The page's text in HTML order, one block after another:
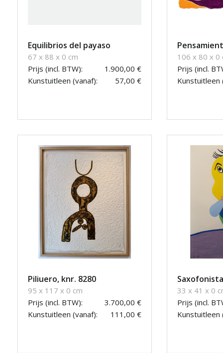
Equilibrios del payaso
67 x 88 x 0 cm
Prijs (incl. BTW):
1.900,00 €
Kunstuitleen (vanaf):
57,00 €
106 x 80 x 0
Prijs (incl.
Kunstuitleen
Piliuero, knr. 8280
95 x 117 x 0 cm
Prijs (incl. BTW):
3.700,00 €
Kunstuitleen (vanaf):
111,00 €
33 x 41 x 0
Prijs (incl.
Kunstuitleen